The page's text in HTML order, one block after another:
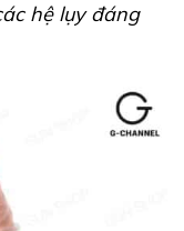
hệ lụy đáng